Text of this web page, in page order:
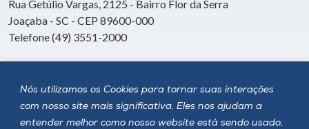
Nós utilizamos os Cookies para tornar suas interações
com nosso site mais significativa. Eles nos ajudam a
entender melhor como nosso website está sendo usado,
Rua Getúlio Vargas, 2125 - Bairro Flor da Serra
Joaçaba - SC - CEP 89600-000
Telefone (49) 3551-2000
Siga a Unoesc